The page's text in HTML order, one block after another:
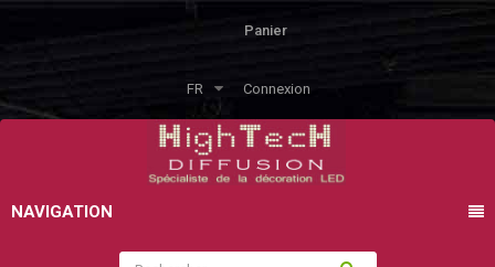
Panier
FR Connexion
NAVIGATION